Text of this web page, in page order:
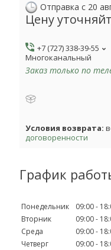
Отправка с 20
Цену
+7 (727) 338-39-55
Многоканальный
Заказ только по
договоренности
График
Понедельник 09:00
Вторник
09:00
Среда
09:00
Четверг
09:00